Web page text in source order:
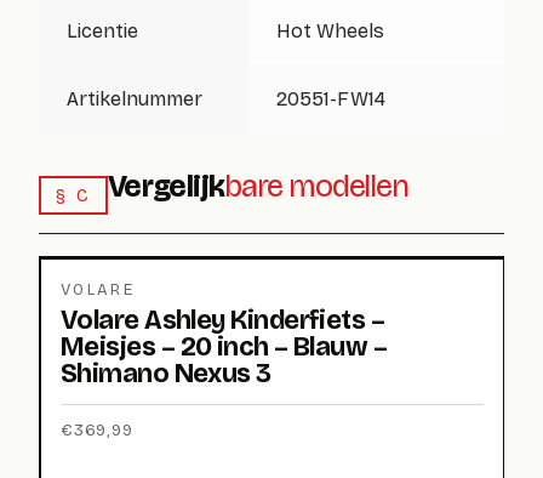
Licentie Hot Wheels
Artikelnummer 20551-FW14
§ C Vergelijkbare modellen
VOLARE
Volare Ashley Kinderfiets –
Meisjes – 20 inch – Blauw –
Shimano Nexus 3
€369,99